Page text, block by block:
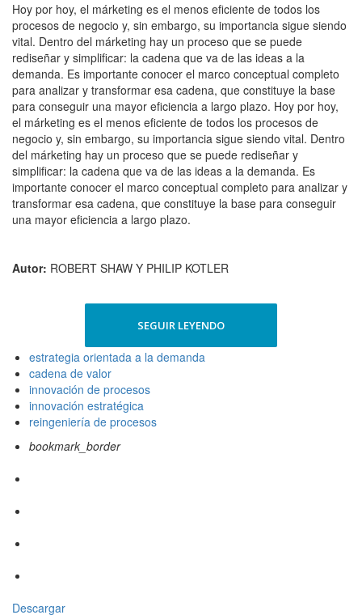
Hoy por hoy, el márketing es el menos eficiente de todos los
procesos de negocio y, sin embargo, su importancia sigue siendo
vital. Dentro del márketing hay un proceso que se puede
rediseñar y simplificar: la cadena que va de las ideas a la
demanda. Es importante conocer el marco conceptual completo
para analizar y transformar esa cadena, que constituye la base
para conseguir una mayor eficiencia a largo plazo. Hoy por hoy,
el márketing es el menos eficiente de todos los procesos de
negocio y, sin embargo, su importancia sigue siendo vital. Dentro
del márketing hay un proceso que se puede rediseñar y
simplificar: la cadena que va de las ideas a la demanda. Es
importante conocer el marco conceptual completo para analizar y
transformar esa cadena, que constituye la base para conseguir
una mayor eficiencia a largo plazo.
Autor: ROBERT SHAW Y PHILIP KOTLER
SEGUIR LEYENDO
estrategia orientada a la demanda
cadena de valor
innovación de procesos
innovación estratégica
reingeniería de procesos
bookmark_border
Descargar